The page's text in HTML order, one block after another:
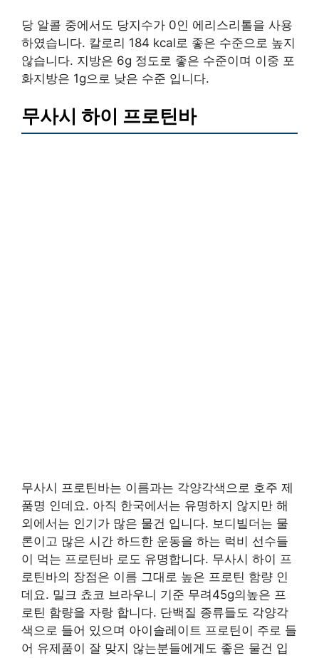
당 알콜 중에서도 당지수가 0인 에리스리톨을 사용
하였습니다. 칼로리 184 kcal로 좋은 수준으로 높지
않습니다. 지방은 6g 정도로 좋은 수준이며 이중 포
화지방은 1g으로 낮은 수준 입니다.
무사시 하이 프로틴바
무사시 프로틴바는 이름과는 각양각색으로 호주 제
품명 인데요. 아직 한국에서는 유명하지 않지만 해
외에서는 인기가 많은 물건 입니다. 보디빌더는 물
론이고 많은 시간 하드한 운동을 하는 럭비 선수들
이 먹는 프로틴바 로도 유명합니다. 무사시 하이 프
로틴바의 장점은 이름 그대로 높은 프로틴 함량 인
데요. 밀크 쵸코 브라우니 기준 무려45g의높은 프
로틴 함량을 자랑 합니다. 단백질 종류들도 각양각
색으로 들어 있으며 아이솔레이트 프로틴이 주로 들
어 유제품이 잘 맞지 않는분들에게도 좋은 물건 입